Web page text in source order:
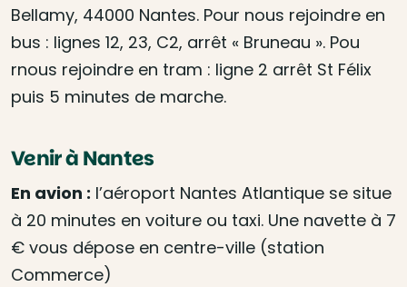
Bellamy, 44000 Nantes. Pour nous rejoindre en
bus : lignes 12, 23, C2, arrêt « Bruneau ». Pou
rnous rejoindre en tram : ligne 2 arrêt St Félix
puis 5 minutes de marche.
Venir à Nantes
En avion : l’aéroport Nantes Atlantique se situe
à 20 minutes en voiture ou taxi. Une navette à 7
€ vous dépose en centre-ville (station
Commerce)